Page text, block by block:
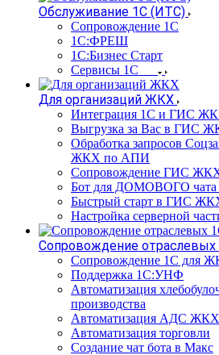
Обслуживание 1С (ИТС)
Сопровождение 1С
1С:ФРЕШ
1С:Бизнес Старт
Сервисы 1С
Для организаций ЖКХ
Интеграция 1С и ГИС
Выгрузка за Вас в ГИС
Обработка запросов
ЖКХ по АПИ
Сопровождение ГИС
Бот для ДОМОВОГО чата
Быстрый старт в ГИС
Настройка серверной
Сопровождение отраслевых
Сопровождение 1С для
Поддержка 1С:УНФ
Автоматизация
производства
Автоматизация АДС ЖКХ
Автоматизация торговли
Создание чат бота в Макс